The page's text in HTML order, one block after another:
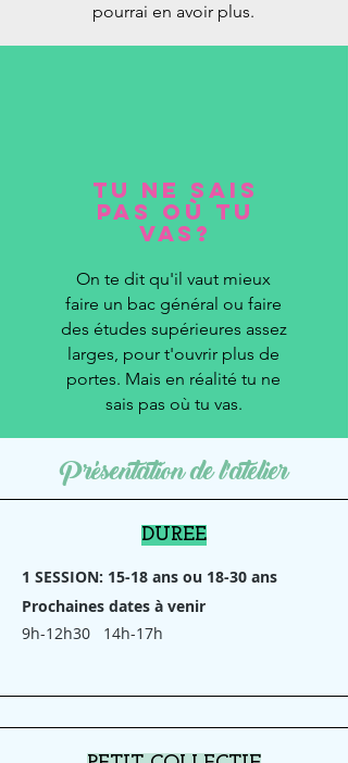
pourrai en avoir plus.
TU NE SAIS
PAS Où TU
VAS?
On te dit qu'il vaut mieux
faire un bac général ou faire
des études supérieures assez
larges, pour t'ouvrir plus de
portes. Mais en réalité tu ne
sais pas où tu vas.
Présentation de l'atelier
DUREE
1 SESSION: 15-18 ans ou 18-30 ans
Prochaines dates à venir
9h-12h30 14h-17h